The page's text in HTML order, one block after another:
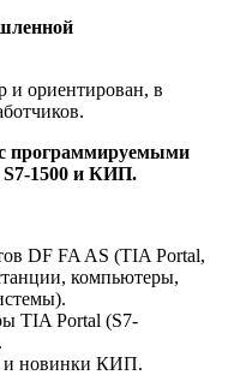
и ориентирован, в
программируемыми
S7-1500 и КИП.
DF FA AS (TIA Portal,
компьютеры,
TIA Portal (S7-
и новинки КИП.